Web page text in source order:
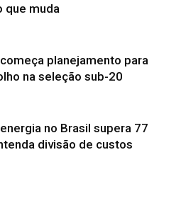
que muda
planejamento para
na seleção sub-20
no Brasil supera 77
divisão de custos